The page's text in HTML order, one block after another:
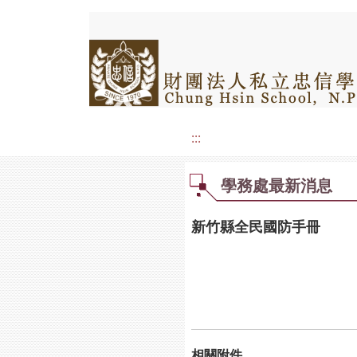
:::
學務處最新消息
新竹縣全民國防手冊